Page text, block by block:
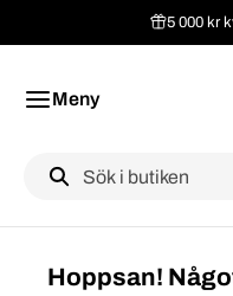
5 000 kr
Meny
Label
Hoppsan!